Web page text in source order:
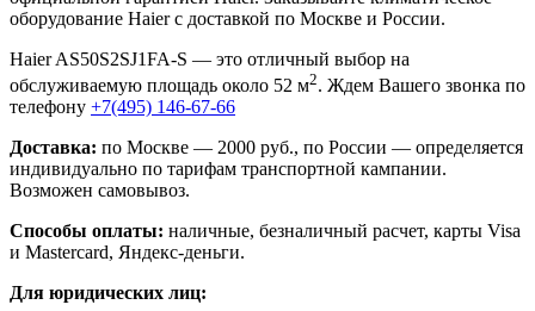
оборудование Haier с доставкой по Москве и России.
Haier AS50S2SJ1FA-S — это отличный выбор на
обслуживаемую площадь около 52 м2. Ждем Вашего звонка по
телефону +7(495) 146-67-66
Доставка: по Москве — 2000 руб., по России — определяется
индивидуально по тарифам транспортной кампании.
Возможен самовывоз.
Способы оплаты: наличные, безналичный расчет, карты Visa
и Mastercard, Яндекс-деньги.
Для юридических лиц: